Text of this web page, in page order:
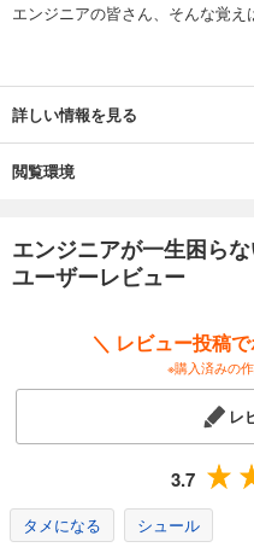
エンジニアの皆さん、そんな覚え
本書は、日本語ドキュメントの
ーの著者が、エンジニアが「い
て」書けばよいのかを、イチから
先生役の著者と生徒役をキャラ
豊富に掲載。
てきたエンジニアが、一度読め
装丁画と挿絵は、カケヒジュン
詳しい情報を見る
閲覧環境
エンジニアが一生困ら
ユーザーレビュー
＼ レビュー投稿
※購入済みの
レ
3.7
タメになる シュール